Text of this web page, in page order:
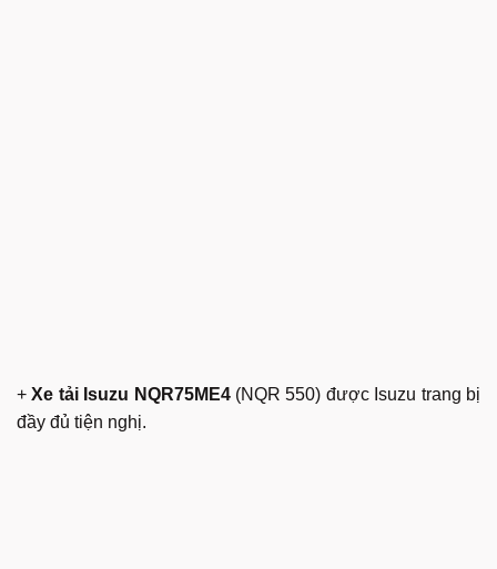
+Xe tải Isuzu NQR75ME4(NQR 550) được Isuzu trang bị
đầy đủ tiện nghị.